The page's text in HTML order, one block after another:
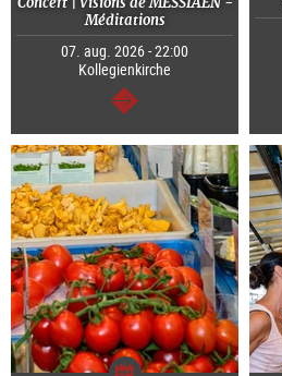
Méditations
07. aug. 2026 - 22:00
Kollegienkirche
Tovább